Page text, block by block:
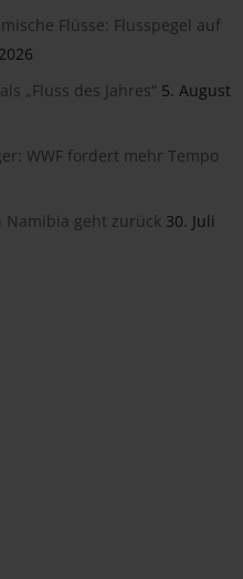
Flüsse: Flusspegel auf
„Fluss des Jahres“ 5. August
WWF fordert mehr Tempo
Namibia geht zurück 30. Juli